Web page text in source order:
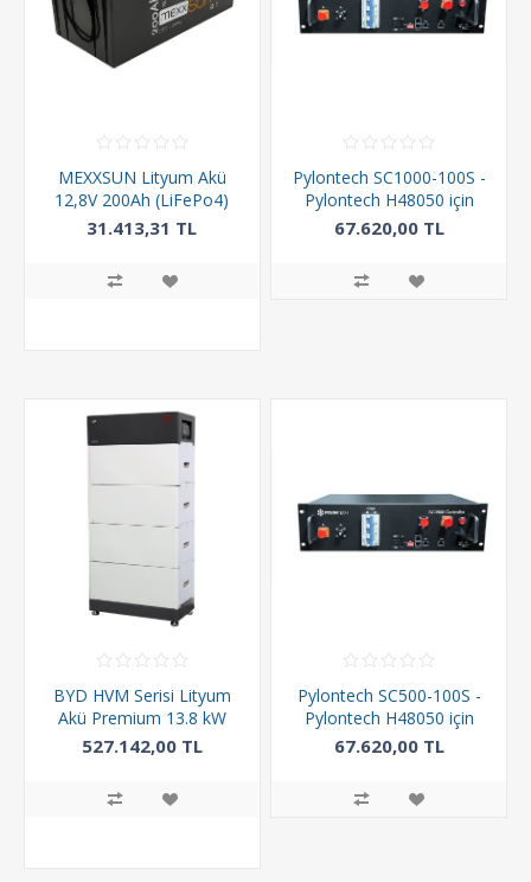
MEXXSUN Lityum Akü
12,8V 200Ah (LiFePo4)
2560Wh
31.413,31 TL
Pylontech SC1000-100S -
Pylontech H48050 için
BMS
67.620,00 TL
BYD HVM Serisi Lityum
Akü Premium 13.8 kW
527.142,00 TL
Pylontech SC500-100S -
Pylontech H48050 için
BMS
67.620,00 TL